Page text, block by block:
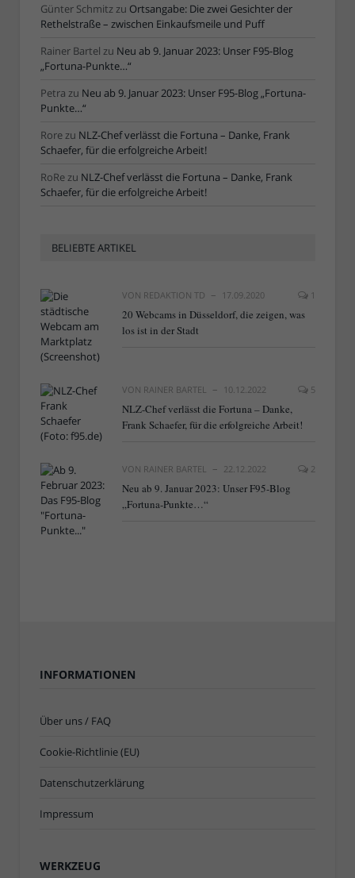
Günter Schmitzzu Ortsangabe: Die zwei Gesichter der
Rethelstraße – zwischen Einkaufsmeile und Puff
Rainer Bartel zu Neu ab 9. Januar 2023: Unser F95-Blog
„Fortuna-Punkte…“
Petra zu Neu ab 9. Januar 2023: Unser F95-Blog „Fortuna-
Punkte…“
Rorezu NLZ-Chef verlässt die Fortuna – Danke, Frank
Schaefer, für die erfolgreiche Arbeit!
RoRezu NLZ-Chef verlässt die Fortuna – Danke, Frank
Schaefer, für die erfolgreiche Arbeit!
BELIEBTE ARTIKEL
VON REDAKTION TD 17.09.2020 1
20 Webcams in Düsseldorf, die zeigen, was
los ist in der Stadt
VON RAINER BARTEL 10.12.2022 5
NLZ-Chef verlässt die Fortuna – Danke,
Frank Schaefer, für die erfolgreiche Arbeit!
VON RAINER BARTEL 22.12.2022 2
Neu ab 9. Januar 2023: Unser F95-Blog
„Fortuna-Punkte…“
INFORMATIONEN
Über uns / FAQ
Cookie-Richtlinie (EU)
Datenschutzerklärung
Impressum
WERKZEUG